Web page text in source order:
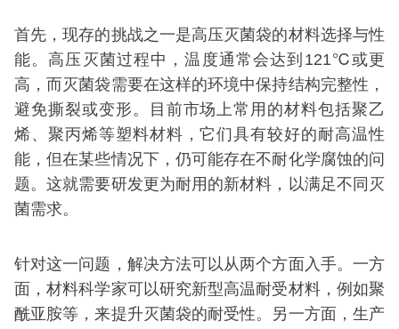
首先，现存的挑战之一是高压灭菌袋的材料选择与性
能。高压灭菌过程中，温度通常会达到121℃或更
高，而灭菌袋需要在这样的环境中保持结构完整性，
避免撕裂或变形。目前市场上常用的材料包括聚乙
烯、聚丙烯等塑料材料，它们具有较好的耐高温性
能，但在某些情况下，仍可能存在不耐化学腐蚀的问
题。这就需要研发更为耐用的新材料，以满足不同灭
菌需求。
针对这一问题，解决方法可以从两个方面入手。一方
面，材料科学家可以研究新型高温耐受材料，例如聚
酰亚胺等，来提升灭菌袋的耐受性。另一方面，生产